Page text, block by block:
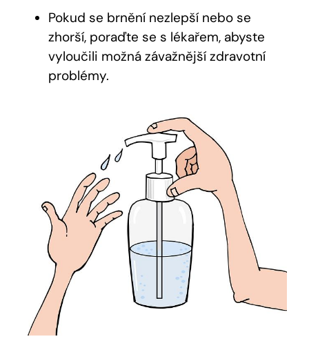
Pokud se brnění nezlepší nebo se
zhorší, poraďte se s lékařem, abyste
vyloučili možná závažnější zdravotní
problémy.